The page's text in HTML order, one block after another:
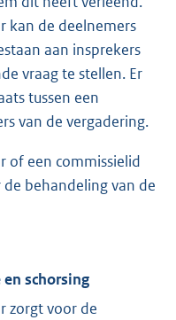
kan de deelnemers
aan insprekers
vraag te stellen. Er
tussen een
van de vergadering.
of een commissielid
behandeling van de
schorsing
zorgt voor de